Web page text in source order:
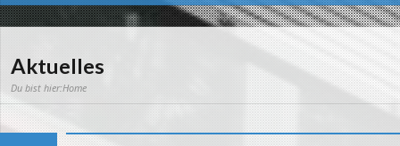
Aktuelles
Du bist hier:Home